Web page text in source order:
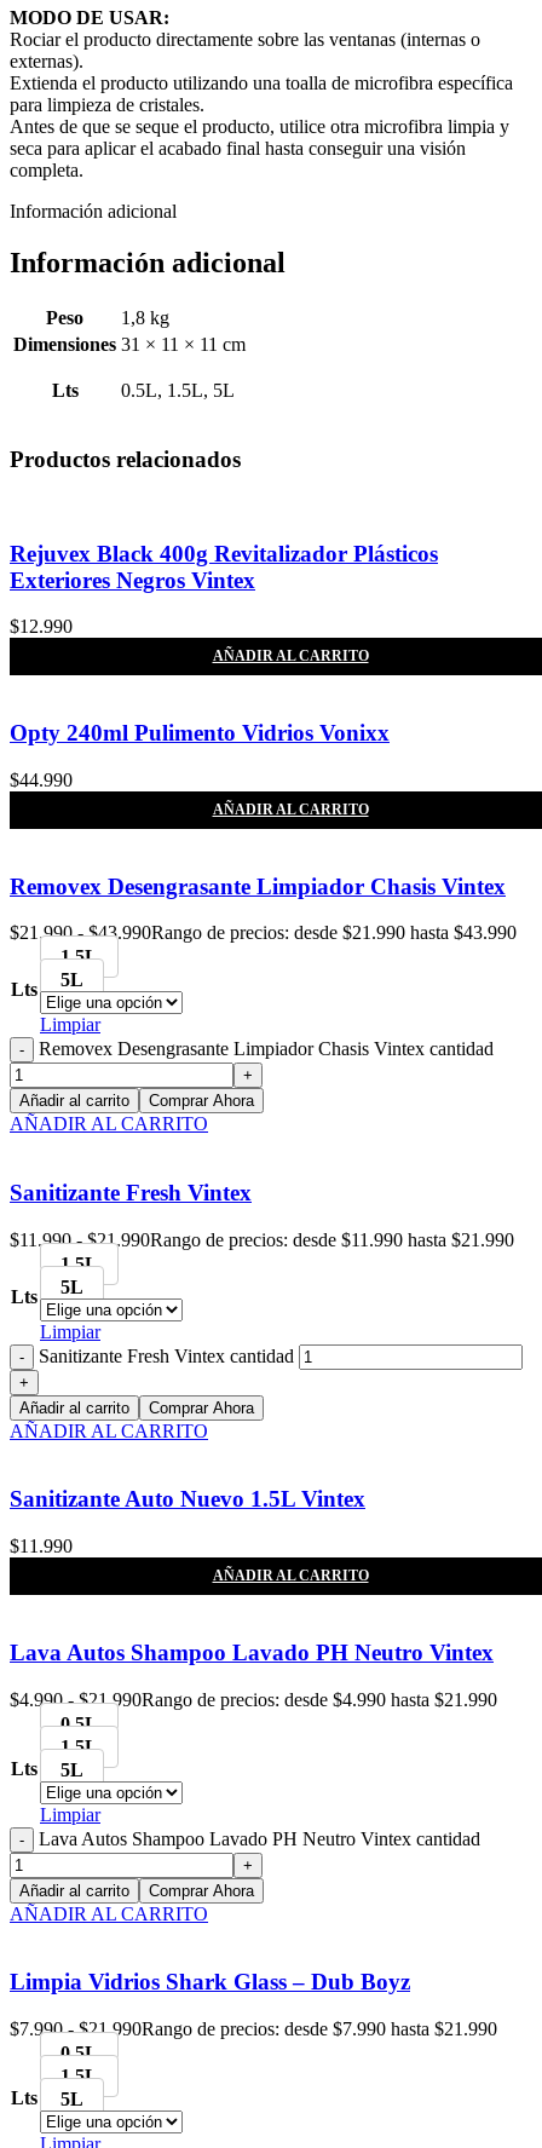
MODO DE USAR:
Rociar el producto directamente sobre las ventanas (internas o
externas).
Extienda el producto utilizando una toalla de microfibra específica
para limpieza de cristales.
Antes de que se seque el producto, utilice otra microfibra limpia y
seca para aplicar el acabado final hasta conseguir una visión
completa.
Información adicional
Información adicional
Peso
1,8 kg
Dimensiones 31 × 11 × 11 cm
Lts 0.5L, 1.5L, 5L
Productos relacionados
Rejuvex Black 400g Revitalizador Plásticos
Exteriores Negros Vintex
$12.990
AÑADIR AL CARRITO
Opty 240ml Pulimento Vidrios Vonixx
$44.990
AÑADIR AL CARRITO
Removex Desengrasante Limpiador Chasis Vintex
$21.990 - $43.990Rango de precios: desde $21.990 hasta $43.990
Lts
1.5L
5L
Limpiar
Removex Desengrasante Limpiador Chasis Vintex cantidad
Añadir al carrito Comprar Ahora
AÑADIR AL CARRITO
Sanitizante Fresh Vintex
$11.990 - $21.990Rango de precios: desde $11.990 hasta $21.990
Lts
1.5L
5L
Limpiar
Sanitizante Fresh Vintex cantidad
Añadir al carrito Comprar Ahora
AÑADIR AL CARRITO
Sanitizante Auto Nuevo 1.5L Vintex
$11.990
AÑADIR AL CARRITO
Lava Autos Shampoo Lavado PH Neutro Vintex
$4.990 - $21.990Rango de precios: desde $4.990 hasta $21.990
Lts
0.5L
1.5L
5L
Limpiar
Lava Autos Shampoo Lavado PH Neutro Vintex cantidad
Añadir al carrito Comprar Ahora
AÑADIR AL CARRITO
Limpia Vidrios Shark Glass – Dub Boyz
$7.990 - $21.990Rango de precios: desde $7.990 hasta $21.990
Lts
0.5L
1.5L
5L
Limpiar